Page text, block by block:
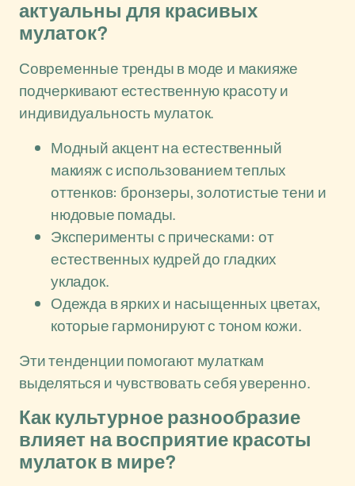
актуальны для красивых
мулаток?
Современные тренды в моде и макияже
подчеркивают естественную красоту и
индивидуальность мулаток.
Модный акцент на естественный
макияж с использованием теплых
оттенков: бронзеры, золотистые тени и
нюдовые помады.
Эксперименты с прическами: от
естественных кудрей до гладких
укладок.
Одежда в ярких и насыщенных цветах,
которые гармонируют с тоном кожи.
Эти тенденции помогают мулаткам
выделяться и чувствовать себя уверенно.
Как культурное разнообразие
влияет на восприятие красоты
мулаток в мире?